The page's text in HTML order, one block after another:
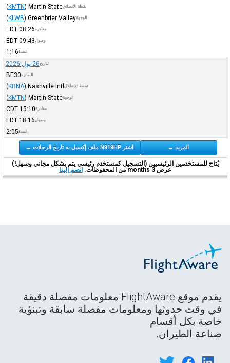
نقطة الانطلاقMartin State
(KMTN)
الوجهةGreenbrier Valley
(KLWB)
مغادرة08:26
EDT
وصول09:43
EDT
المدة1:16
التاريخ26-يول-2026
الطائرةBE30
نقطة الانطلاق Nashville Intl
(KBNA)
الوجهةMartin State
(KMTN)
مغادرة15:10
CDT
وصول18:16
EDT
المدة2:05
المزيد → اشتر N919HP ملف إكسيل به تاريخ الرحلات →
يُتاح للمستخدمين الرئيسيين (التسجيل كمستخدم رئيسي يتم بشكل مجاني وسهل!)
عرض 3 months من المحفوظات.
انضم إلينا
يقدم موقع FlightAware معلومات مفصلة دقيقة
في وقت حدوثها ومعلومات مفصلة سابقة وتبنؤية
خاصة بكل أقسام
صناعة الطيران.